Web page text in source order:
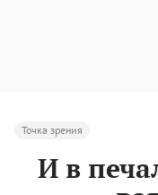
Точка зрения
И в